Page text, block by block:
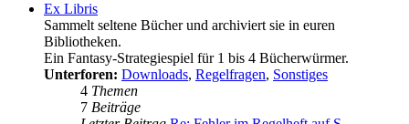
Ex Libris
Sammelt seltene Bücher und archiviert sie in euren
Bibliotheken.
Ein Fantasy-Strategiespiel für 1 bis 4 Bücherwürmer.
Unterforen: Downloads, Regelfragen, Sonstiges
4 Themen
7 Beiträge